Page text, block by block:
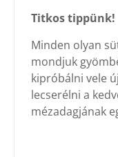
Titkos tippünk!
Minden olyan
mondjuk
kipróbálni vele
lecserélni a
mézadagjának